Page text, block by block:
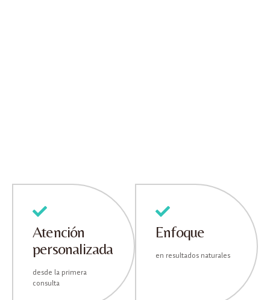
Atención
personalizada
desde la primera
consulta
Enfoque
en resultados naturales